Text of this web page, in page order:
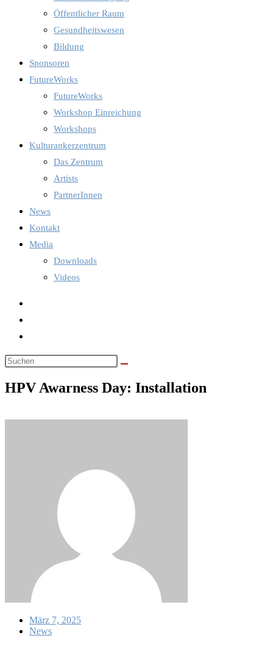
Öffentlicher Raum
Gesundheitswesen
Bildung
Sponsoren
FutureWorks
FutureWorks
Workshop Einreichung
Workshops
Kulturankerzentrum
Das Zentrum
Artists
PartnerInnen
News
Kontakt
Media
Downloads
Videos
HPV Awarness Day: Installation
März 7, 2025
News